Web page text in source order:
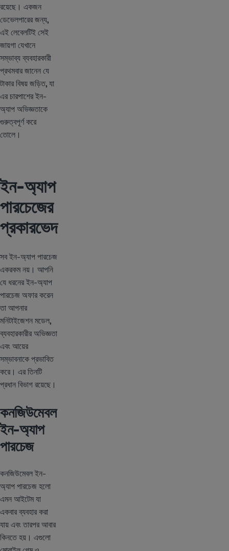
রয়েছে। একজন
ডেভেলপারের জন্য,
এই লেবেলটিই সেই
জায়গা যেখানে
সম্ভাব্য ব্যবহারকারী
প্রথমবার জানেন যে
টাকার বিষয় জড়িত, যা
এর চারপাশের ইন-
অ্যাপ অভিজ্ঞতাকে
গুরুত্বপূর্ণ করে
তোলে।
ইন-অ্যাপ
পারচেজের
প্রকারভেদ
সব ইন-অ্যাপ পারচেজ
একরকম নয়। আপনি
যে ধরনের ইন-অ্যাপ
পারচেজ অফার করেন
তা আপনার
মনিটাইজেশন মডেল,
ব্যবহারকারীর অভিজ্ঞতা
এবং আয়ের
সম্ভাবনাকে প্রভাবিত
করে। এর তিনটি
প্রধান বিভাগ রয়েছে।
কনজিউমেবল
ইন-অ্যাপ
পারচেজ
কনজিউমেবল ইন-
অ্যাপ পারচেজ হলো
এমন আইটেম যা
একবার ব্যবহার করা
যায় এবং তারপর আবার
কিনতে হয়। এগুলো